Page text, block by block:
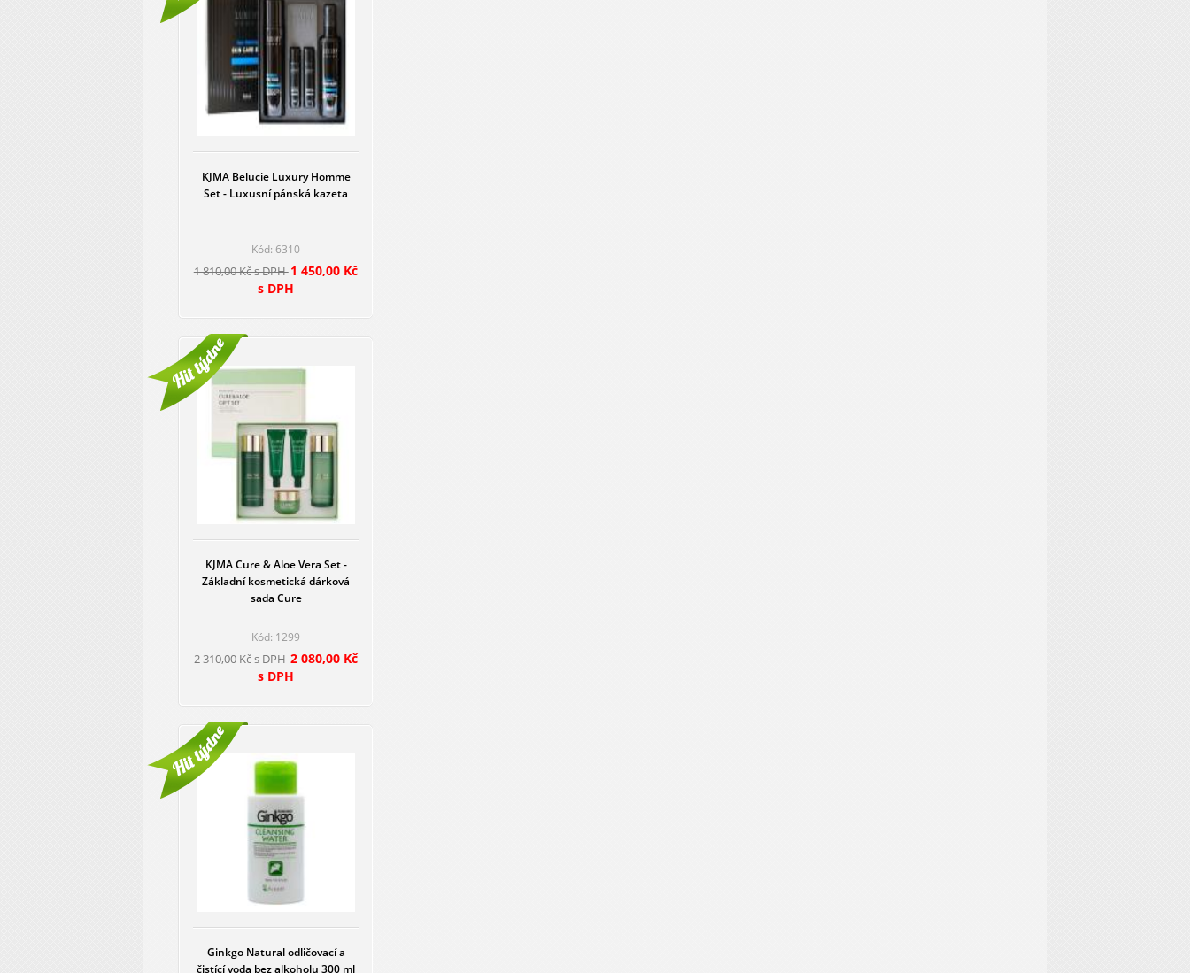
KJMA Belucie Luxury Homme
Set - Luxusní pánská kazeta
Kód: 6310
1 810,00 Kč s DPH1 450,00 Kč
s DPH
KJMA Cure & Aloe Vera Set -
Základní kosmetická dárková
sada Cure
Kód: 1299
2 310,00 Kč s DPH2 080,00 Kč
s DPH
Ginkgo Natural odličovací a
čistící voda bez alkoholu 300 ml